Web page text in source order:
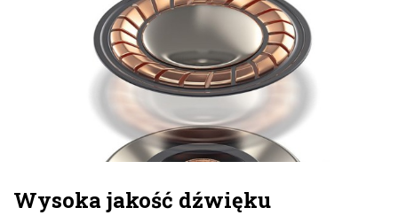
Wysoka jakość dźwięku